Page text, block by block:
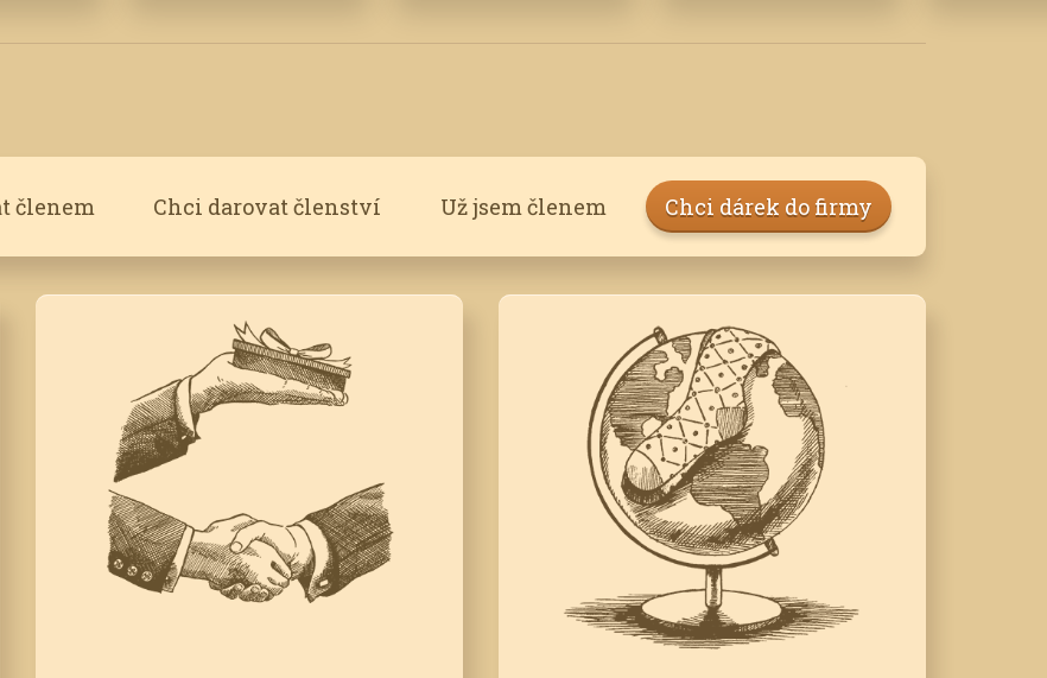
členem Chci darovat členství Už jsem členem Chci dárek do firmy